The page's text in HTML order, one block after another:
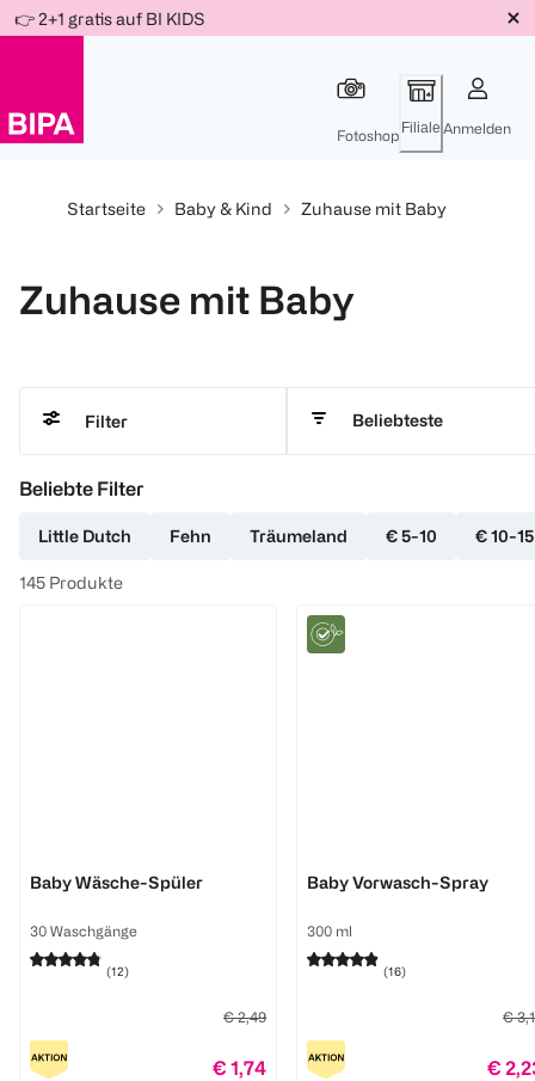
Für
Für
Für
Weiter
zum
👉 2+1 gratis auf BI KIDS
Fotoshop Filiale Anmelden
Startseite Baby & Kind Zuhause mit Baby
Zuhause mit Baby
Filter Beliebteste
Beliebte Filter
Little Dutch Fehn Träumeland € 5-10 € 10-15
145 Produkte
Baby Wäsche-Spüler
30 Waschgänge
(12)
€ 2,49
€ 1,74
Baby Vorwasch-Spray
300 ml
(16)
€
€